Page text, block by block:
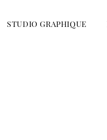
STUDIO GRAPHIQUE